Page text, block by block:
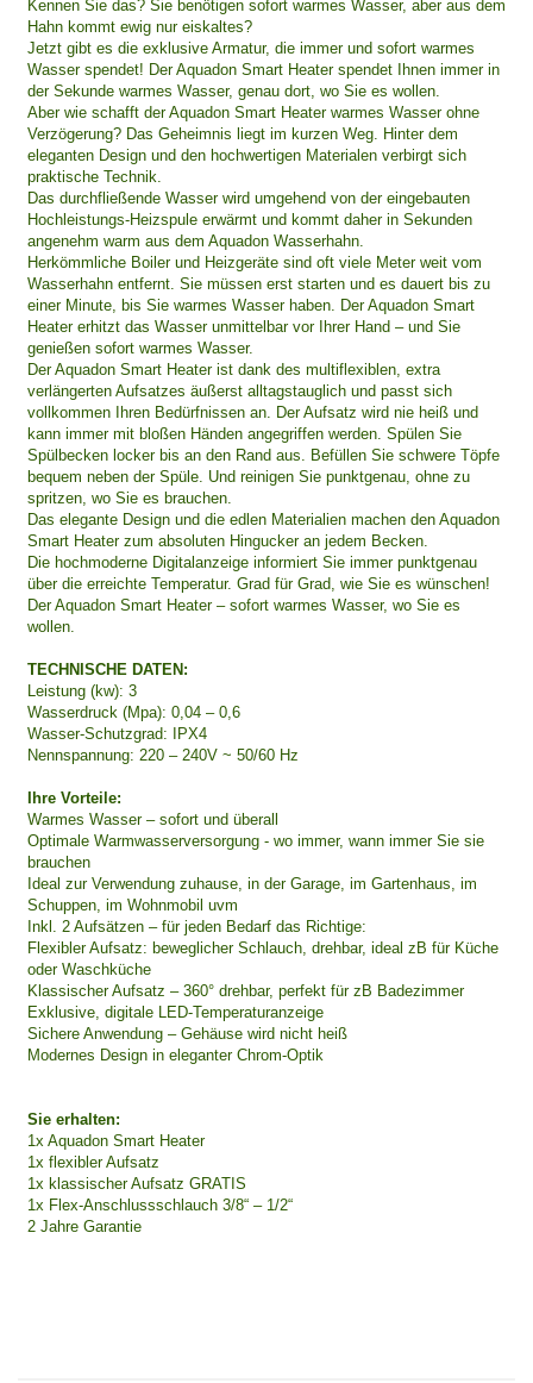
Kennen Sie das? Sie benötigen sofort warmes Wasser, aber aus dem
Hahn kommt ewig nur eiskaltes?
Jetzt gibt es die exklusive Armatur, die immer und sofort warmes
Wasser spendet! Der Aquadon Smart Heater spendet Ihnen immer in
der Sekunde warmes Wasser, genau dort, wo Sie es wollen.
Aber wie schafft der Aquadon Smart Heater warmes Wasser ohne
Verzögerung? Das Geheimnis liegt im kurzen Weg. Hinter dem
eleganten Design und den hochwertigen Materialen verbirgt sich
praktische Technik.
Das durchfließende Wasser wird umgehend von der eingebauten
Hochleistungs-Heizspule erwärmt und kommt daher in Sekunden
angenehm warm aus dem Aquadon Wasserhahn.
Herkömmliche Boiler und Heizgeräte sind oft viele Meter weit vom
Wasserhahn entfernt. Sie müssen erst starten und es dauert bis zu
einer Minute, bis Sie warmes Wasser haben. Der Aquadon Smart
Heater erhitzt das Wasser unmittelbar vor Ihrer Hand – und Sie
genießen sofort warmes Wasser.
Der Aquadon Smart Heater ist dank des multiflexiblen, extra
verlängerten Aufsatzes äußerst alltagstauglich und passt sich
vollkommen Ihren Bedürfnissen an. Der Aufsatz wird nie heiß und
kann immer mit bloßen Händen angegriffen werden. Spülen Sie
Spülbecken locker bis an den Rand aus. Befüllen Sie schwere Töpfe
bequem neben der Spüle. Und reinigen Sie punktgenau, ohne zu
spritzen, wo Sie es brauchen.
Das elegante Design und die edlen Materialien machen den Aquadon
Smart Heater zum absoluten Hingucker an jedem Becken.
Die hochmoderne Digitalanzeige informiert Sie immer punktgenau
über die erreichte Temperatur. Grad für Grad, wie Sie es wünschen!
Der Aquadon Smart Heater – sofort warmes Wasser, wo Sie es
wollen.
TECHNISCHE DATEN:
Leistung (kw): 3
Wasserdruck (Mpa): 0,04 – 0,6
Wasser-Schutzgrad: IPX4
Nennspannung: 220 – 240V ~ 50/60 Hz
Ihre Vorteile:
Warmes Wasser – sofort und überall
Optimale Warmwasserversorgung - wo immer, wann immer Sie sie
brauchen
Ideal zur Verwendung zuhause, in der Garage, im Gartenhaus, im
Schuppen, im Wohnmobil uvm
Inkl. 2 Aufsätzen – für jeden Bedarf das Richtige:
Flexibler Aufsatz: beweglicher Schlauch, drehbar, ideal zB für Küche
oder Waschküche
Klassischer Aufsatz – 360° drehbar, perfekt für zB Badezimmer
Exklusive, digitale LED-Temperaturanzeige
Sichere Anwendung – Gehäuse wird nicht heiß
Modernes Design in eleganter Chrom-Optik
Sie erhalten:
1x Aquadon Smart Heater
1x flexibler Aufsatz
1x klassischer Aufsatz GRATIS
1x Flex-Anschlussschlauch 3/8“ – 1/2“
2 Jahre Garantie